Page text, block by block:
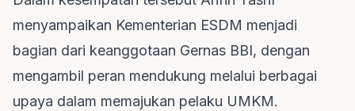
menyampaikan Kementerian ESDM menjadi
bagian dari keanggotaan Gernas BBI, dengan
mengambil peran mendukung melalui berbagai
upaya dalam memajukan pelaku UMKM.